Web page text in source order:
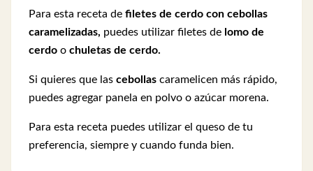
Para esta receta de filetes de cerdo con cebollas
caramelizadas, puedes utilizar filetes de lomo de
cerdo o chuletas de cerdo.
Si quieres que las cebollas caramelicen más rápido,
puedes agregar panela en polvo o azúcar morena.
Para esta receta puedes utilizar el queso de tu
preferencia, siempre y cuando funda bien.